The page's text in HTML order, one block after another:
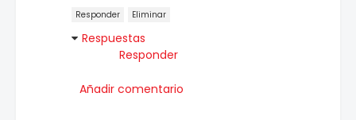
Responder Eliminar
Respuestas
Responder
Añadir comentario